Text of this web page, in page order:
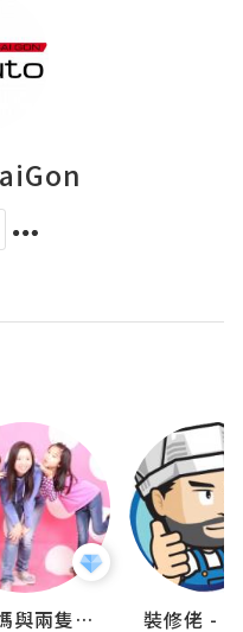
儍媽媽與兩隻小魔怪之家